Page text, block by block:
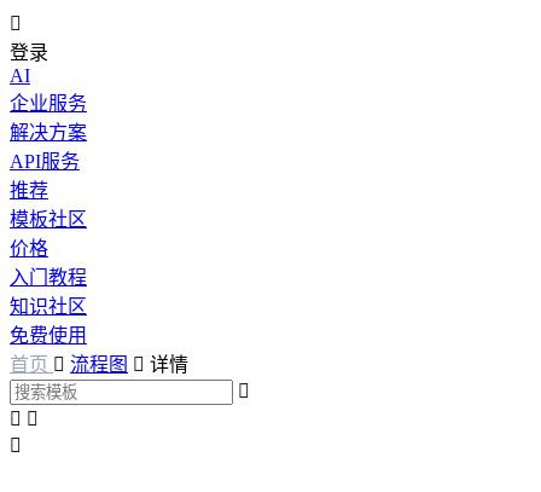

登录
AI
企业服务
解决方案
API服务
推荐
模板社区
价格
入门教程
知识社区
免费使用
首页  流程图  详情

 
